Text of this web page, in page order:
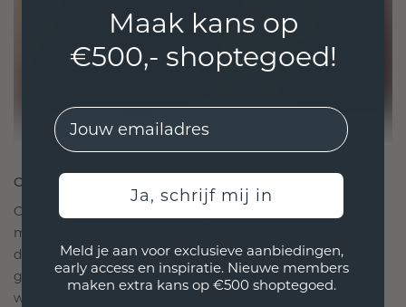
ONTWORPEN VOOR VERBINDING
Onze ontwerpfilosofie is gericht op verbinding,
met elk stuk ontworpen om de tand des tijds te
doorstaan. Het wordt jouw symbool van liefde en
gekoesterde momenten, bedoeld om voor altijd te
worden gedragen en gekoesterd.
Maak kans op
€500,- shoptegoed!
EMail
Ja, schrijf mij in
Meld je aan voor exclusieve aanbiedingen,
early access en inspiratie. Nieuwe members
maken extra kans op €500 shoptegoed.